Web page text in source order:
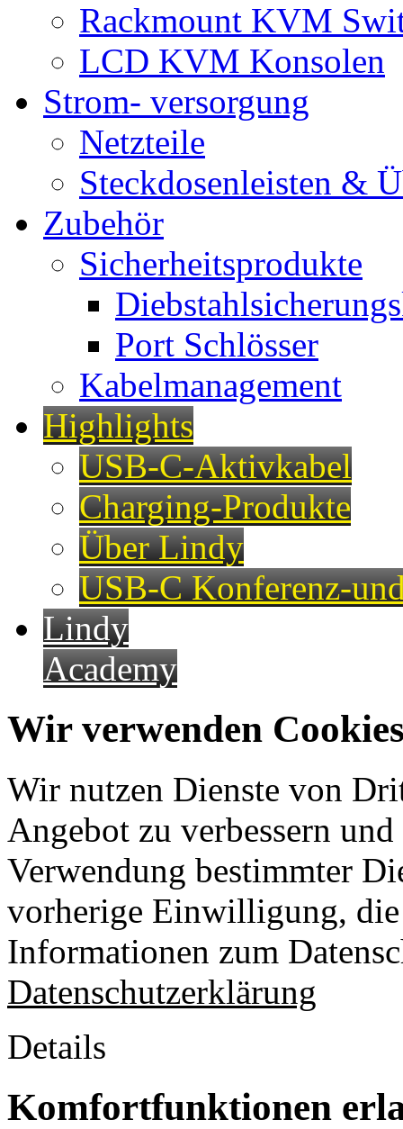
Rackmount KVM
LCD KVM Konsolen
Strom- versorgung
Netzteile
Steckdosenleisten &
Zubehör
Sicherheitsprodukte
Port Schlösser
Kabelmanagement
Highlights
USB-C-Aktivkabel
Charging-Produkte
Über Lindy
USB-C Konferenz-
Lindy
Academy
Wir verwenden
Wir nutzen Dienste von
Angebot zu verbessern
Verwendung bestimmter
vorherige Einwilligung,
Informationen zum
Datenschutzerklärung
Details
Komfortfunktionen